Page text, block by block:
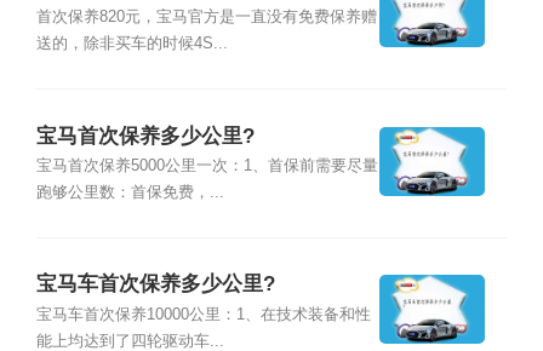
首次保养820元，宝马官方是一直没有免费保养赠
送的，除非买车的时候4S...
宝马首次保养多少公里?
宝马首次保养5000公里一次：1、首保前需要尽量
跑够公里数：首保免费，...
宝马车首次保养多少公里?
宝马车首次保养10000公里：1、在技术装备和性
能上均达到了四轮驱动车...